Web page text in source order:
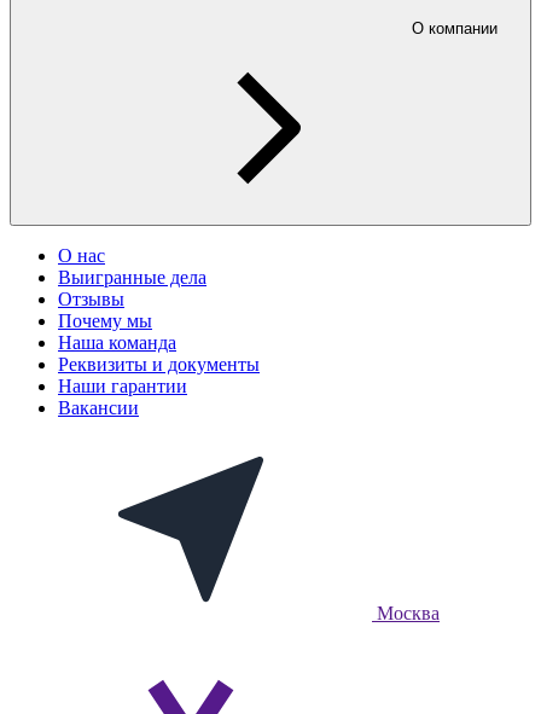
О компании
О нас
Выигранные дела
Отзывы
Почему мы
Наша команда
Реквизиты и документы
Наши гарантии
Вакансии
Москва